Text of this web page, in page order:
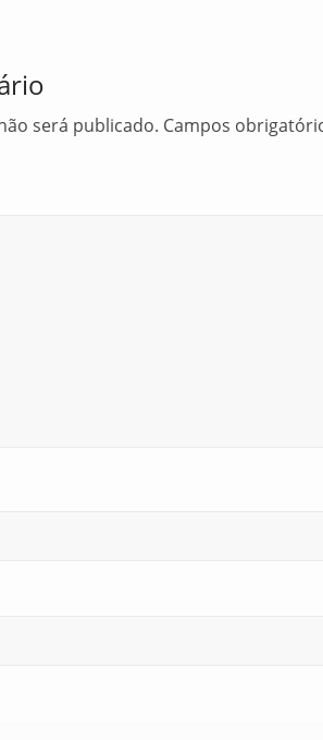
será publicado. Campos